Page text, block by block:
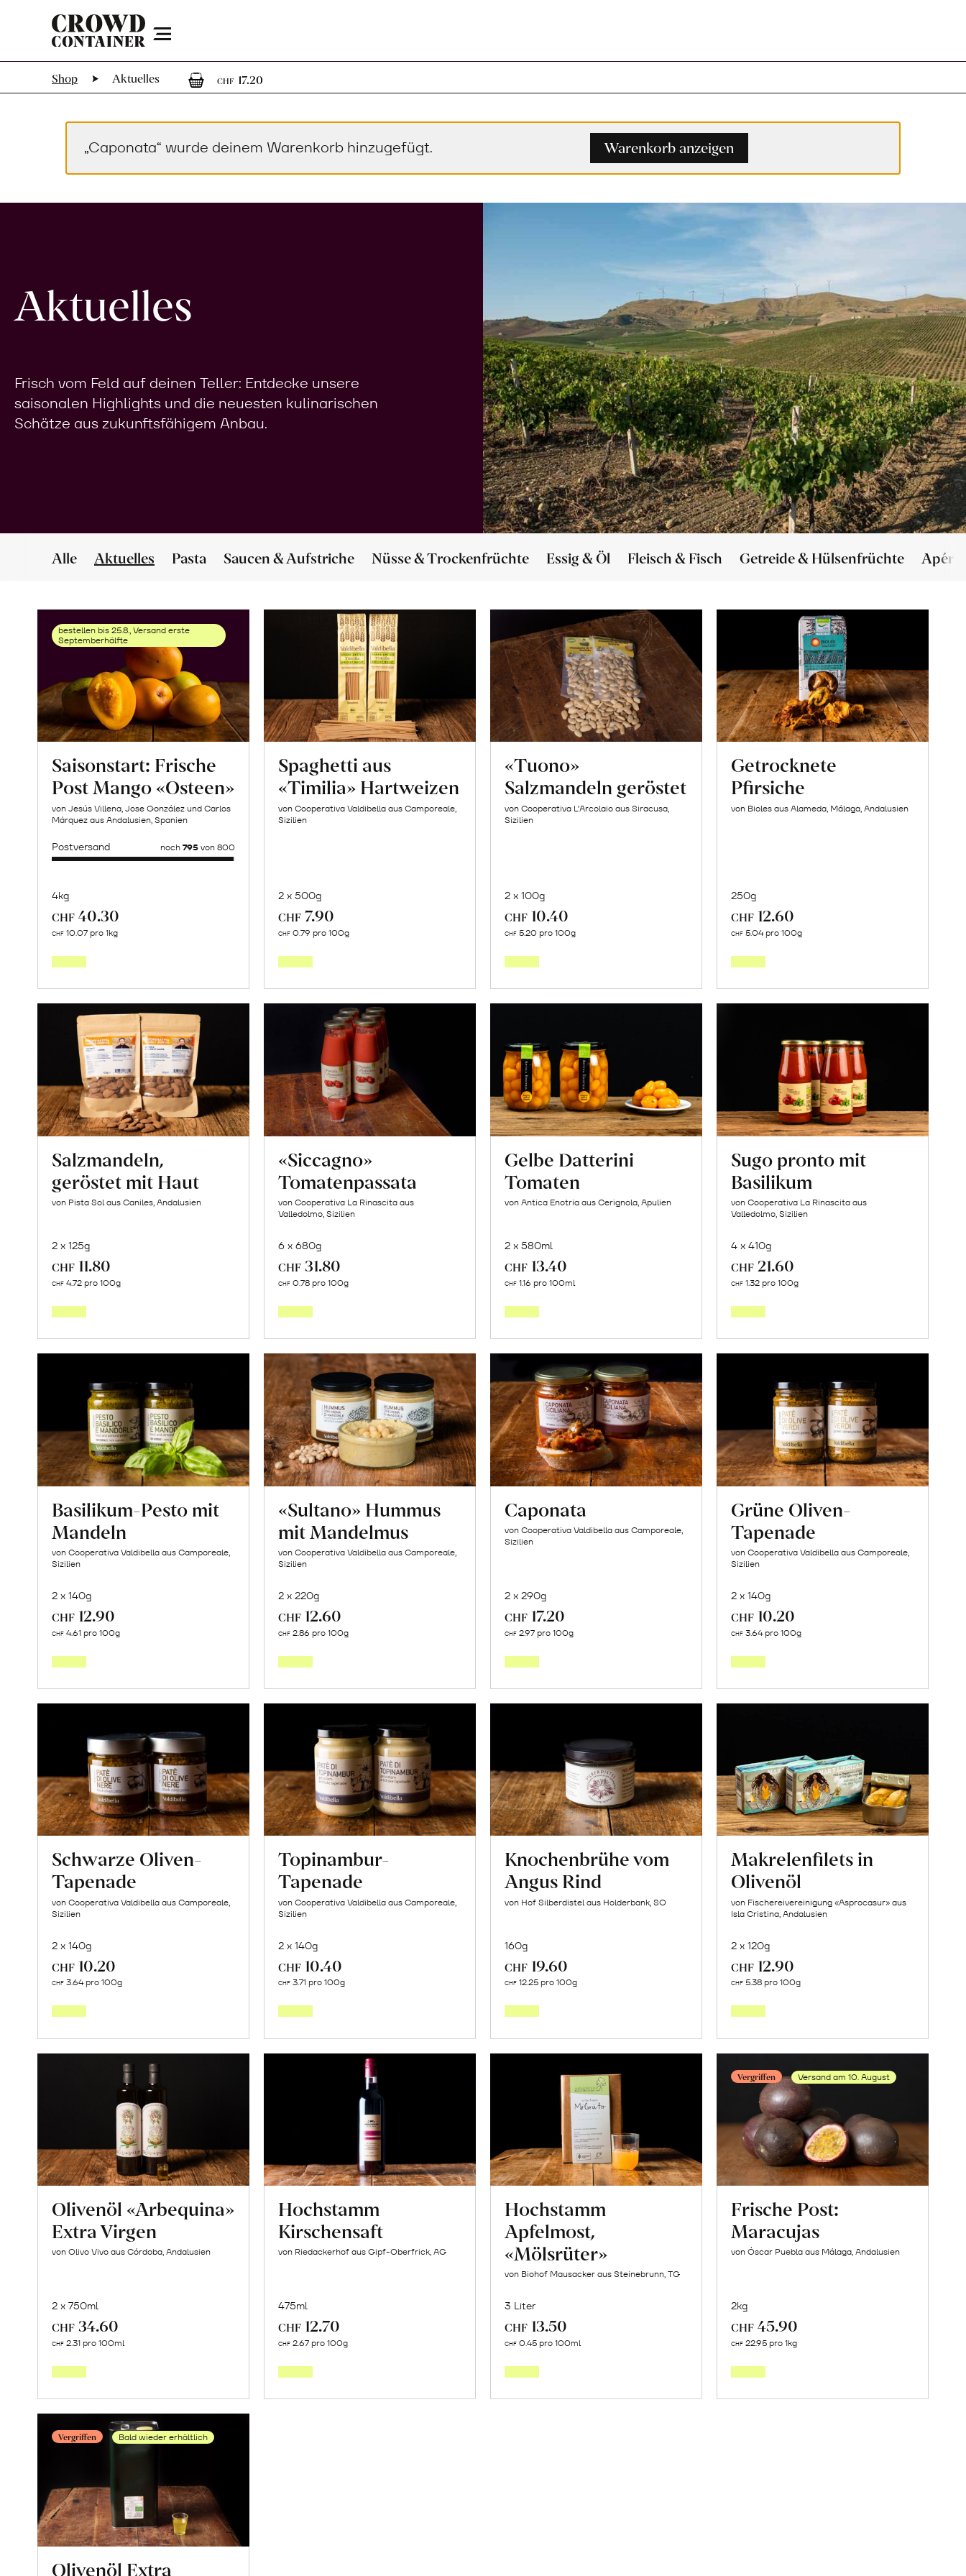
Menu
Shop Aktuelles
CHF 17.201 Artikel im Warenkorb
„Caponata“ wurde deinem Warenkorb hinzugefügt. Warenkorb anzeigen
Aktuelles
Frisch vom Feld auf deinen Teller: Entdecke unsere
saisonalen Highlights und die neuesten kulinarischen
Schätze aus zukunftsfähigem Anbau.
Alle Aktuelles Pasta Saucen & Aufstriche Nüsse & Trockenfrüchte Essig & Öl Fleisch & Fisch Getreide & Hülsenfrüchte Apéro
bestellen bis 25.8., Versand erste
Septemberhälfte
Saisonstart: Frische
Post Mango «Osteen»
von Jesús Villena, Jose González und Carlos
Márquez aus Andalusien, Spanien
Postversand noch 795von 800
4kg
CHF 40.30
CHF 10.07 pro 1kg
Frische
Post
Mango
«Osteen»
erfahren
Spaghetti aus
«Timilia» Hartweizen
von Cooperativa Valdibella aus Camporeale,
Sizilien
2 x 500g
CHF 7.90
CHF 0.79 pro 100g
«Tuono»
Salzmandeln geröstet
von Cooperativa L’Arcolaio aus Siracusa,
Sizilien
2 x 100g
CHF 10.40
CHF 5.20 pro 100g
Getrocknete
Pfirsiche
von Bioles aus Alameda, Málaga, Andalusien
250g
CHF 12.60
CHF 5.04 pro 100g
Salzmandeln,
geröstet mit Haut
von Pista Sol aus Caniles, Andalusien
2 x 125g
CHF 11.80
CHF 4.72 pro 100g
«Siccagno»
Tomatenpassata
von Cooperativa La Rinascita aus
Valledolmo, Sizilien
6 x 680g
CHF 31.80
CHF 0.78 pro 100g
Gelbe Datterini
Tomaten
von Antica Enotria aus Cerignola, Apulien
2 x 580ml
CHF 13.40
CHF 1.16 pro 100ml
Sugo pronto mit
Basilikum
von Cooperativa La Rinascita aus
Valledolmo, Sizilien
4 x 410g
CHF 21.60
CHF 1.32 pro 100g
Basilikum-Pesto mit
Mandeln
von Cooperativa Valdibella aus Camporeale,
Sizilien
2 x 140g
CHF 12.90
CHF 4.61 pro 100g
«Sultano» Hummus
mit Mandelmus
von Cooperativa Valdibella aus Camporeale,
Sizilien
2 x 220g
CHF 12.60
CHF 2.86 pro 100g
Caponata
von Cooperativa Valdibella aus Camporeale,
Sizilien
2 x 290g
CHF 17.20
CHF 2.97 pro 100g
Grüne Oliven-
Tapenade
von Cooperativa Valdibella aus Camporeale,
Sizilien
2 x 140g
CHF 10.20
CHF 3.64 pro 100g
Schwarze Oliven-
Tapenade
von Cooperativa Valdibella aus Camporeale,
Sizilien
2 x 140g
CHF 10.20
CHF 3.64 pro 100g
Topinambur-
Tapenade
von Cooperativa Valdibella aus Camporeale,
Sizilien
2 x 140g
CHF 10.40
CHF 3.71 pro 100g
Knochenbrühe vom
Angus Rind
von Hof Silberdistel aus Holderbank, SO
160g
CHF 19.60
CHF 12.25 pro 100g
Makrelenfilets in
Olivenöl
von Fischereivereinigung «Asprocasur» aus
Isla Cristina, Andalusien
2 x 120g
CHF 12.90
CHF 5.38 pro 100g
Olivenöl «Arbequina»
Extra Virgen
von Olivo Vivo aus Córdoba, Andalusien
2 x 750ml
CHF 34.60
CHF 2.31 pro 100ml
Hochstamm
Kirschensaft
von Riedackerhof aus Gipf-Oberfrick, AG
475ml
CHF 12.70
CHF 2.67 pro 100g
Hochstamm
Apfelmost,
«Mölsrüter»
von Biohof Mausacker aus Steinebrunn, TG
3 Liter
CHF 13.50
CHF 0.45 pro 100ml
Vergriffen Versand am 10. August
Frische Post:
Maracujas
von Óscar Puebla aus Málaga, Andalusien
2kg
CHF 45.90
CHF 22.95 pro 1kg
Vergriffen Bald wieder erhältlich
Olivenöl Extra